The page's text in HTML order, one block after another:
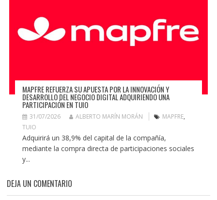
MAPFRE REFUERZA SU APUESTA POR LA INNOVACIÓN Y
DESARROLLO DEL NEGOCIO DIGITAL ADQUIRIENDO UNA
PARTICIPACIÓN EN TUIO
31/07/2026 ALBERTO MARÍN MORÁN MAPFRE,
TUIO
Adquirirá un 38,9% del capital de la compañía,
mediante la compra directa de participaciones sociales
y...
DEJA UN COMENTARIO